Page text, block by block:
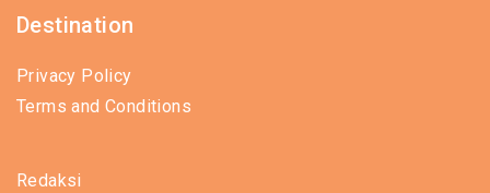
Destination
Privacy Policy
Terms and Conditions
Redaksi